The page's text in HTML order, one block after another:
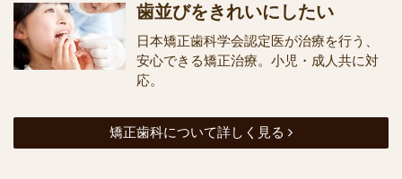
歯並びをきれいにしたい
日本矯正歯科学会認定医が治療を行う、
安心できる矯正治療。小児・成人共に対
応。
矯正歯科について詳しく見る